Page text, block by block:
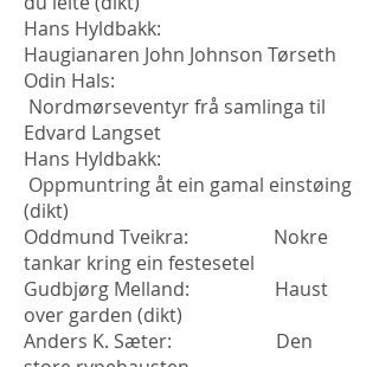
Hans Hyldbakk:
Haugianaren John Johnson Tørseth
Odin Hals:
Nordmørseventyr frå samlinga til
Edvard Langset
Hans Hyldbakk:
Oppmuntring åt ein gamal einstøing
(dikt)
Oddmund Tveikra: Nokre
tankar kring ein festesetel
Gudbjørg Melland: Haust
over garden (dikt)
Anders K. Sæter: Den